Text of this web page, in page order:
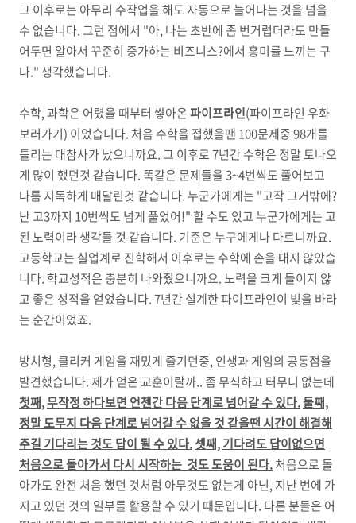
그 이후로는 아무리 수작업을 해도 자동으로 늘어나는 것을 넘을
수 없습니다. 그런 점에서 "아, 나는 초반에 좀 번거럽더라도 만들
어두면 알아서 꾸준히 증가하는 비즈니스?에서 흥미를 느끼는 구
나." 생각했습니다.
수학, 과학은 어렸을 때부터 쌓아온파이프라인(파이프라인 우화
보러가기) 이었습니다. 처음 수학을 접했을땐 100문제중 98개를
틀리는 대참사가 났으니까요. 그 이후로 7년간 수학은 정말 토나오
게 많이 했던것 같습니다. 똑같은 문제들을 3~4번씩도 풀어보고
나름 지독하게 매달린것 같습니다. 누군가에게는 "고작 그거밖에?
난 고3까지 10번씩도 넘게 풀었어!" 할 수도 있고 누군가에게는 고
된 노력이라 생각들 것 같습니다. 기준은 누구에게나 다르니까요.
고등학교는 실업계로 진학해서 이후로는 수학에 손을 대지 않았습
니다. 학교성적은 충분히 나와줬으니까요. 노력을 크게 들이지 않
고 좋은 성적을 얻었습니다. 7년간 설계한 파이프라인이 빛을 바라
는 순간이었죠.
방치형, 클리커 게임을 재밌게 즐기던중, 인생과 게임의 공통점을
발견했습니다. 제가 얻은 교훈이랄까.. 좀 무식하고 터무니 없는데
첫째,무작정 하다보면 언젠간 다음 단계로 넘어갈 수 있다.둘째,
정말 도무지 다음 단계로 넘어갈 수 없을 것 같을땐 시간이 해결해
주길 기다리는 것도 답이 될 수 있다.셋째,기다려도 답이없으면
처음으로 돌아가서 다시 시작하는 것도 도움이 된다.처음으로 돌
아가도 완전 처음 했던 것처럼 아무것도 없는게 아닌, 지난 번에 가
지고 있던 것의 일부를 활용할 수 있기 때문입니다. 다른 분들은 어